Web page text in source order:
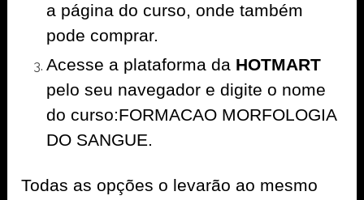
a página do curso, onde também
pode comprar.
Acesse a plataforma da HOTMART
pelo seu navegador e digite o nome
do curso:FORMACAO MORFOLOGIA
DO SANGUE.
Todas as opções o levarão ao mesmo